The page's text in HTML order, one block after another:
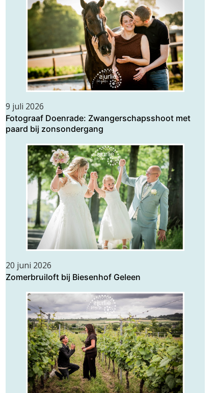
9 juli 2026
Fotograaf Doenrade: Zwangerschapsshoot met
paard bij zonsondergang
20 juni 2026
Zomerbruiloft bij Biesenhof Geleen